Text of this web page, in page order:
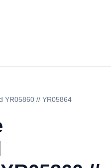
YR05860 // YR05864